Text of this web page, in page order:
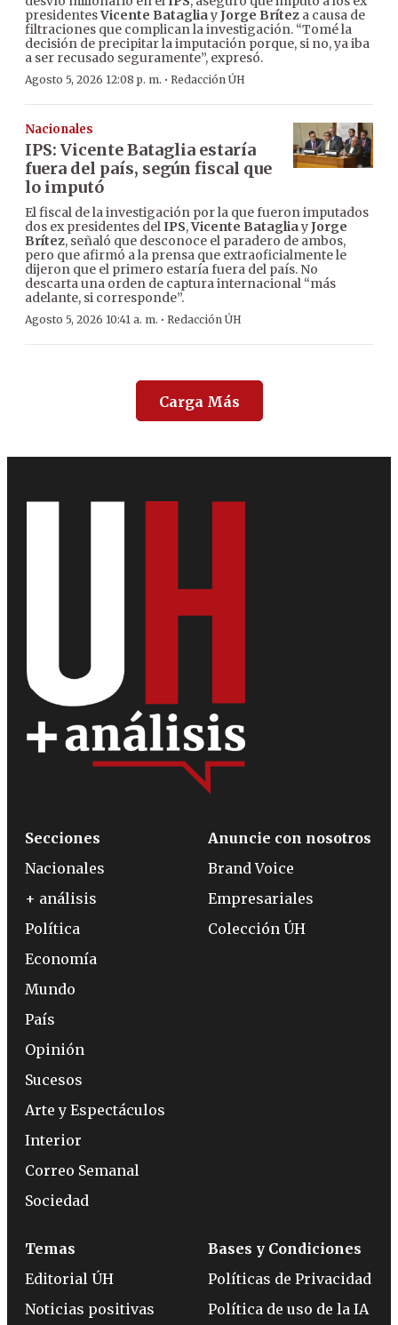
presidentesVicente BatagliayJorge Brítez a causa de
filtraciones que complican la investigación. “Tomé la
decisión de precipitar la imputación porque, si no, ya iba
a ser recusado seguramente”, expresó.
Agosto 5, 2026 12:08 p. m. · Redacción ÚH
Nacionales
IPS: Vicente Bataglia estaría
fuera del país, según fiscal que
lo imputó
El fiscal de la investigación por la que fueron imputados
dos ex presidentes delIPS,Vicente BatagliayJorge
Brítez, señaló que desconoce el paradero de ambos,
pero que afirmó a la prensa que extraoficialmente le
dijeron que el primero estaría fuera del país. No
descarta una orden de captura internacional “más
adelante, si corresponde”.
Agosto 5, 2026 10:41 a. m. · Redacción ÚH
Carga Más
Secciones
Nacionales
+ análisis
Política
Economía
Mundo
País
Opinión
Sucesos
Arte y Espectáculos
Interior
Correo Semanal
Sociedad
Anuncie con nosotros
Brand Voice
Empresariales
Colección ÚH
Temas
Editorial ÚH
Noticias positivas
Bases y Condiciones
Políticas de Privacidad
Política de uso de la IA